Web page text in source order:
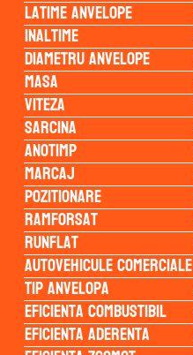
Latime anvelope
Inaltime
Diametru anvelope
Masa
Viteza
Sarcina
Anotimp
Marcaj
Pozitionare
Ramforsat
Runflat
Autovehicule comerciale
Tip anvelopa
Eficienta Combustibil
Eficienta Aderenta